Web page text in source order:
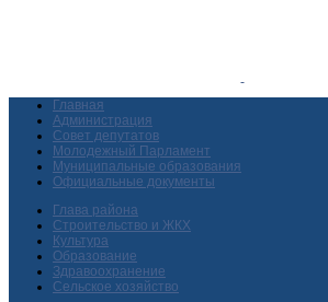
Главная
Администрация
Совет депутатов
Молодежный Парламент
Муниципальные образования
Официальные документы
Глава района
Строительство и ЖКХ
Культура
Образование
Здравоохранение
Сельское хозяйство